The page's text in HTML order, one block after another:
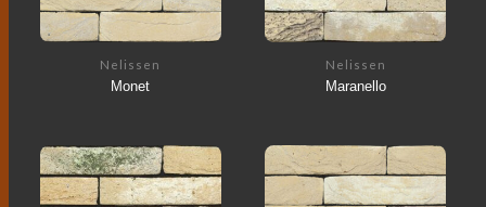
Nelissen
Monet
Nelissen
Maranello